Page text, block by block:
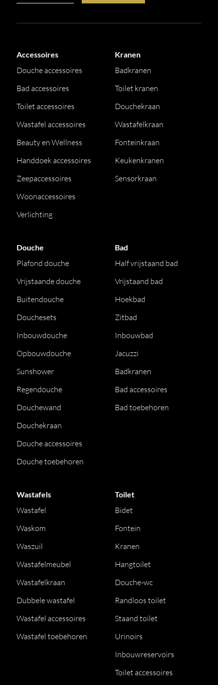
Accessoires
Douche accessoires
Bad accessoires
Toilet accessoires
Wastafel accessoires
Beauty en Wellness
Handdoek accessoires
Zeepaccessoires
Woonaccessoires
Verlichting
Kranen
Badkranen
Toilet kranen
Douchekraan
Wastafelkraan
Fonteinkraan
Keukenkranen
Sensorkraan
Douche
Plafond douche
Vrijstaande douche
Buitendouche
Douchesets
Inbouwdouche
Opbouwdouche
Sunshower
Regendouche
Douchewand
Douchekraan
Douche accessoires
Douche toebehoren
Bad
Half vrijstaand bad
Vrijstaand bad
Hoekbad
Zitbad
Inbouwbad
Jacuzzi
Badkranen
Bad accessoires
Bad toebehoren
Wastafels
Wastafel
Waskom
Waszuil
Wastafelmeubel
Wastafelkraan
Dubbele wastafel
Wastafel accessoires
Wastafel toebehoren
Toilet
Bidet
Fontein
Kranen
Hangtoilet
Douche-wc
Randloos toilet
Staand toilet
Urinoirs
Inbouwreservoirs
Toilet accessoires